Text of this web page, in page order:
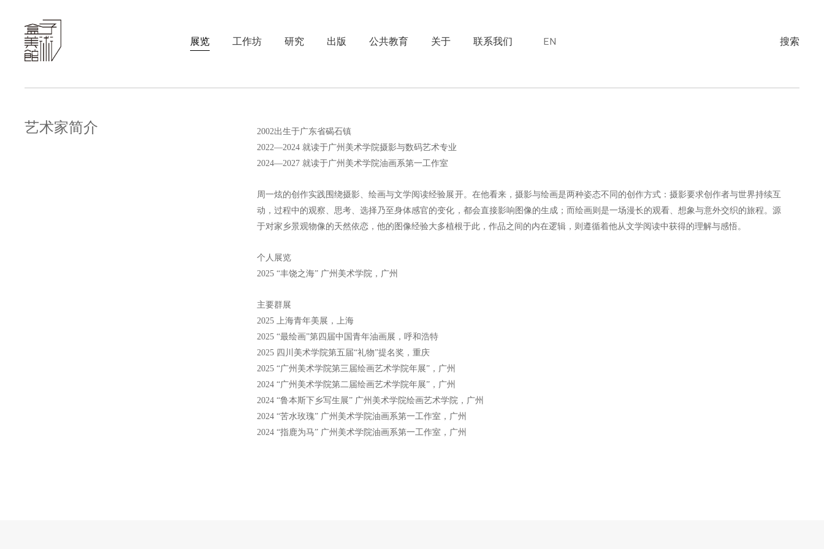
搜索
展览 工作坊 研究 出版 公共教育 关于 联系我们 EN
艺术家简介
2002出生于广东省碣石镇
2022—2024 就读于广州美术学院摄影与数码艺术专业
2024—2027 就读于广州美术学院油画系第一工作室
周一炫的创作实践围绕摄影、绘画与文学阅读经验展开。在他看来，摄影与绘画是两种姿态不同的创作方式：摄影要求创作者与世界持续互
动，过程中的观察、思考、选择乃至身体感官的变化，都会直接影响图像的生成；而绘画则是一场漫长的观看、想象与意外交织的旅程。源
于对家乡景观物像的天然依恋，他的图像经验大多植根于此，作品之间的内在逻辑，则遵循着他从文学阅读中获得的理解与感悟。
个人展览
2025 “丰饶之海” 广州美术学院，广州
主要群展
2025 上海青年美展，上海
2025 “最绘画”第四届中国青年油画展，呼和浩特
2025 四川美术学院第五届“礼物”提名奖，重庆
2025 “广州美术学院第三届绘画艺术学院年展”，广州
2024 “广州美术学院第二届绘画艺术学院年展”，广州
2024 “鲁本斯下乡写生展” 广州美术学院绘画艺术学院，广州
2024 “苦水玫瑰” 广州美术学院油画系第一工作室，广州
2024 “指鹿为马” 广州美术学院油画系第一工作室，广州